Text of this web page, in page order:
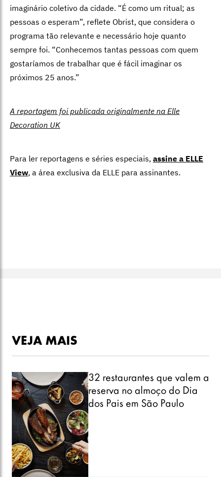
imaginário coletivo da cidade. “É como um ritual; as
pessoas o esperam”, reflete Obrist, que considera o
programa tão relevante e necessário hoje quanto
sempre foi. “Conhecemos tantas pessoas com quem
gostaríamos de trabalhar que é fácil imaginar os
próximos 25 anos.”
A reportagem foi publicada originalmente na Elle
Decoration UK
Para ler reportagens e séries especiais, assine a ELLE
View, a área exclusiva da ELLE para assinantes.
VEJA MAIS
32 restaurantes que valem a
reserva no almoço do Dia
dos Pais em São Paulo